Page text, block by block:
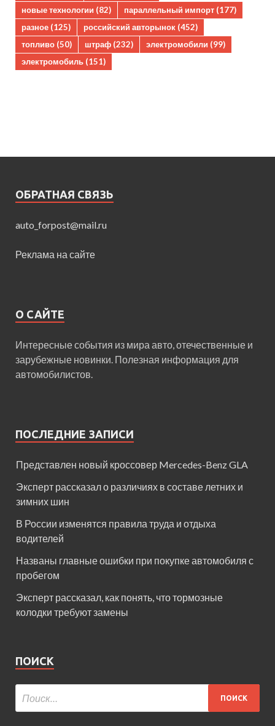
новые технологии (82) параллельный импорт (177)
разное (125) российский авторынок (452)
топливо (50) штраф (232) электромобили (99)
электромобиль (151)
ОБРАТНАЯ СВЯЗЬ
auto_forpost@mail.ru
Реклама на сайте
О САЙТЕ
Интересные события из мира авто, отечественные и
зарубежные новинки. Полезная информация для
автомобилистов.
ПОСЛЕДНИЕ ЗАПИСИ
Представлен новый кроссовер Mercedes-Benz GLA
Эксперт рассказал о различиях в составе летних и
зимних шин
В России изменятся правила труда и отдыха
водителей
Названы главные ошибки при покупке автомобиля с
пробегом
Эксперт рассказал, как понять, что тормозные
колодки требуют замены
ПОИСК